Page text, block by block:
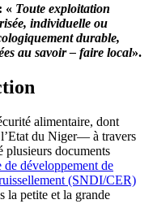
« Toute exploitation
individuelle ou
durable,
au savoir – faire local».
alimentaire, dont
du Niger— à travers
documents
de développement de
(SNDI/CER)
la petite et la grande